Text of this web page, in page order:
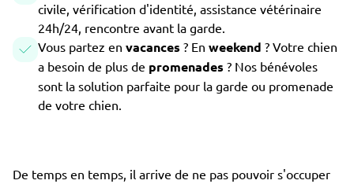
civile, vérification d'identité, assistance vétérinaire
24h/24, rencontre avant la garde.
Vous partez en vacances ? En weekend ? Votre chien
a besoin de plus de promenades ? Nos bénévoles
sont la solution parfaite pour la garde ou promenade
de votre chien.
De temps en temps, il arrive de ne pas pouvoir s'occuper